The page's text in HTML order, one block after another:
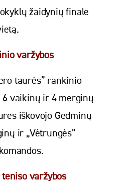
žaidynių finale
varžybos
taurės” rankinio
6 vaikinų ir 4 merginų
iškovojo Gedminų
ir „Vėtrungės”
varžybos